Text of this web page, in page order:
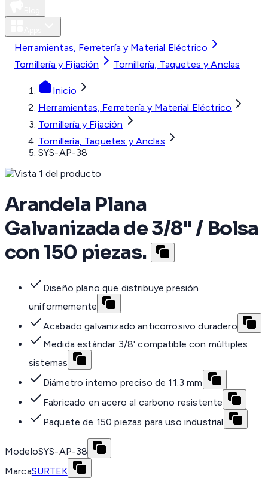
Herramientas, Ferretería y Material Eléctrico
Tornillería y Fijación
Tornillería, Taquetes y Anclas
Inicio
Herramientas, Ferretería y Material Eléctrico
Tornillería y Fijación
Tornillería, Taquetes y Anclas
SYS-AP-38
Arandela Plana
Galvanizada de 3/8" / Bolsa
con 150 piezas.
Diseño plano que distribuye presión
uniformemente
Acabado galvanizado anticorrosivo duradero
Medida estándar 3/8' compatible con múltiples
sistemas
Diámetro interno preciso de 11.3 mm
Fabricado en acero al carbono resistente
Paquete de 150 piezas para uso industrial
ModeloSYS-AP-38
MarcaSURTEK